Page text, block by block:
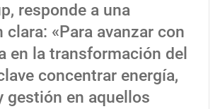
responde a una
clara: «Para avanzar con
en la transformación del
concentrar energía,
gestión en aquellos